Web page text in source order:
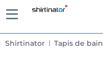
Shirtinator Tapis de bain